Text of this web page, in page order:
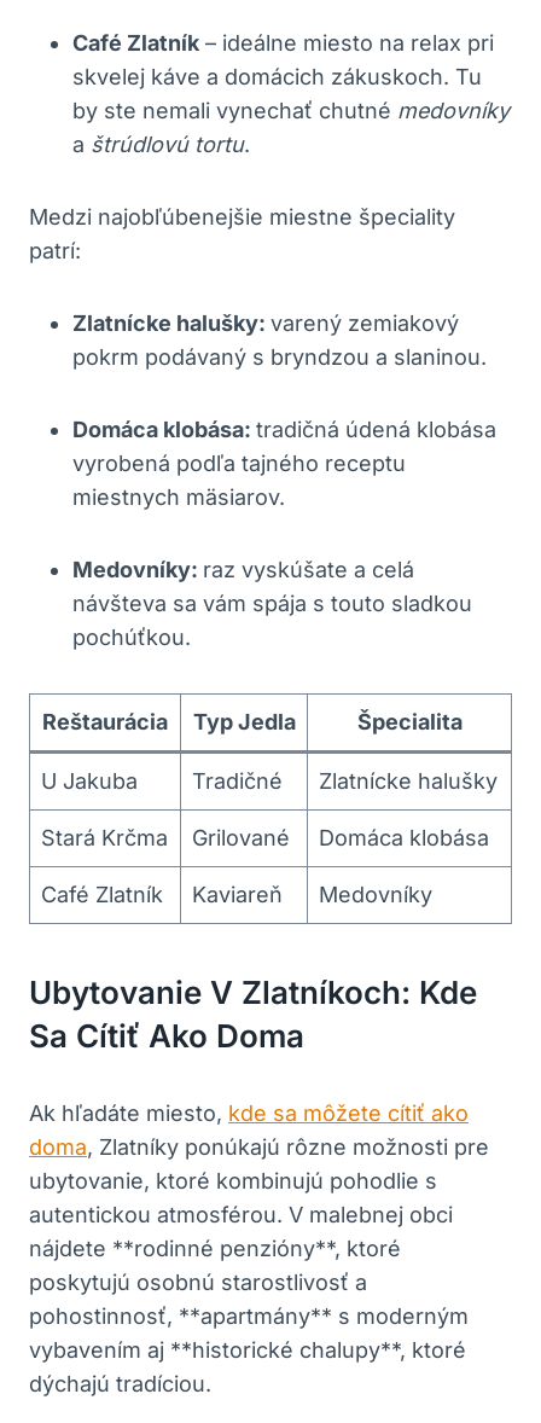
Café Zlatník – ideálne miesto na relax pri ​
skvelej káve a domácich zákuskoch.‍ Tu
by ste⁢ nemali⁣ vynechať‌ chutné medovníky
a štrúdlovú‌ tortu.
Medzi najobľúbenejšie miestne špeciality
patrí:
Zlatnícke halušky: varený zemiakový​
pokrm podávaný ‌s bryndzou a slaninou.
Domáca klobása: tradičná údená ⁣klobása
vyrobená podľa tajného receptu
miestnych ⁣mäsiarov.
Medovníky: raz‍ vyskúšate a⁢ celá
návšteva sa vám⁣ spája​ s touto sladkou
pochúťkou.
Reštaurácia Typ Jedla Špecialita
U Jakuba Tradičné Zlatnícke halušky
Stará Krčma Grilované Domáca klobása
Café Zlatník Kaviareň Medovníky
Ubytovanie ‌v Zlatníkoch: Kde
Sa‌ Cítiť Ako Doma
Ak hľadáte⁣ miesto, kde sa môžete cítiť ako
doma, Zlatníky ponúkajú rôzne ‌možnosti pre
ubytovanie, ktoré kombinujú pohodlie ‌s
autentickou atmosférou. V malebnej obci
‍nájdete ⁤**rodinné penzióny**, ‌ktoré
poskytujú osobnú starostlivosť a⁢
pohostinnosť, **apartmány** s moderným
‍vybavením⁢ aj **historické chalupy**, ktoré
dýchajú tradíciou.